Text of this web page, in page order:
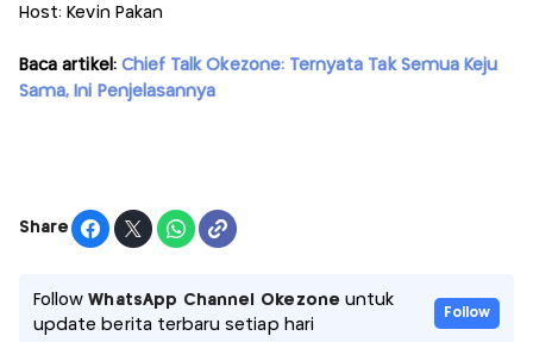
Host: Kevin Pakan
Baca artikel: Chief Talk Okezone: Ternyata Tak Semua Keju
Sama, Ini Penjelasannya
Share
FollowWhatsApp Channel Okezone untuk
update berita terbaru setiap hari
Follow